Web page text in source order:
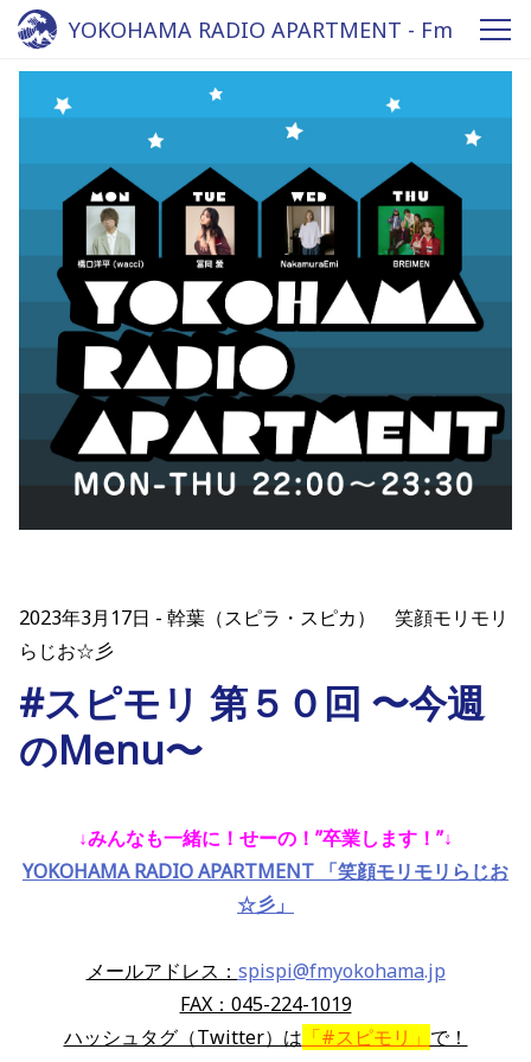
YOKOHAMA RADIO APARTMENT - Fm
yokohama 84.7
2023年3月17日
幹葉（スピラ・スピカ） 笑顔モリモリ
らじお☆彡
#スピモリ 第５０回 〜今週
のMenu〜
↓みんなも一緒に！せーの！”卒業します！”↓
YOKOHAMA RADIO APARTMENT 「笑顔モリモリらじお
☆彡」
メールアドレス： spispi@fmyokohama.jp
FAX：045-224-1019
ハッシュタグ（Twitter）は 「#スピモリ」 で！